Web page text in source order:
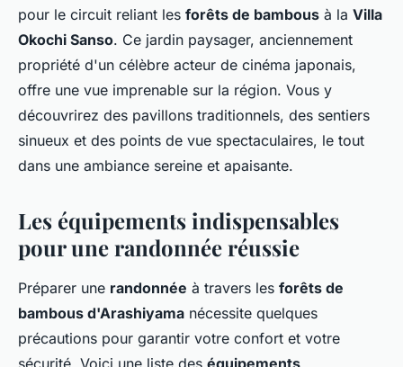
pour le circuit reliant les forêts de bambous à la Villa
Okochi Sanso. Ce jardin paysager, anciennement
propriété d'un célèbre acteur de cinéma japonais,
offre une vue imprenable sur la région. Vous y
découvrirez des pavillons traditionnels, des sentiers
sinueux et des points de vue spectaculaires, le tout
dans une ambiance sereine et apaisante.
Les équipements indispensables
pour une randonnée réussie
Préparer une randonnée à travers les forêts de
bambous d'Arashiyama nécessite quelques
précautions pour garantir votre confort et votre